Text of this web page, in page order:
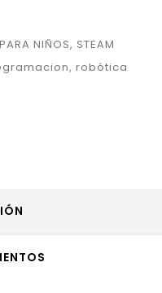
NIÑOS, STEAM
, robótica